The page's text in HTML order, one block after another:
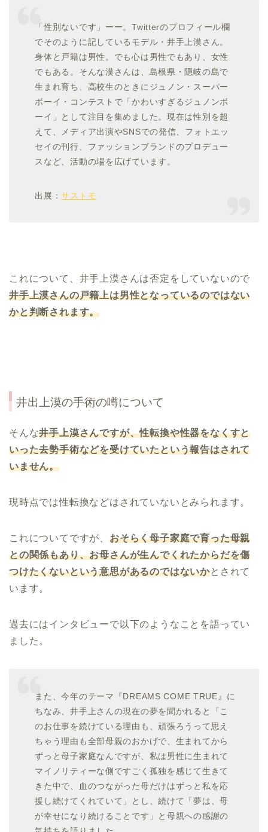
「性別ないです」ーー。Twitterのプロフィール欄
でそのように記しているモデル・井手上漠さん。
身体と戸籍は男性。でも心は男性でもあり、女性
でもある。そんな漠さんは、島根県・隠岐の島で
生まれ育ち、高校生のときにジュノン・スーパー
ボーイ・コンテストで「かわいすぎるジュノンボ
ーイ」として注目を集めました。現在は性別を超
えて、メディア出演やSNSでの発信、フォトエッ
セイの刊行、ファッションブランドのプロデュー
スなど、活動の場を広げています。
出展：サストモ
これについて、井手上漠さんは否定をしていないので
井手上漠さんの戸籍上は男性となっているのではない
かと判断されます。
井出上漠の手術の噂について
そんな井手上漠さんですが、性転換や性器をなくすと
いった去勢手術などを受けていたという報告はされて
いません。
現時点では性転換などはされていないとみられます。
これについてですが、 おそらく母子家庭で育った母親
との関係もあり、お母さんが生んでくれたからだを傷
つけたくないという意思があるのではないかとされて
います。
過去にはインタビューで以下のようなことを語ってい
ました。
また、今年のテーマ『DREAMS COME TRUE』に
ちなみ、井手上さんの現在の夢を聞かれると「こ
のお仕事を続けている理由も、頑張ろうって思え
ちゃう理由も全部母親のおかげで、生まれてから
ずっと母子家庭なんですが、私は男性に生まれて
マイノリティーな側ですごく孤独を感じて生きて
きた中で、血のつながった母だけはずっと私を応
援し続けてくれていて」とし、続けて「夢は、母
が幸せになり続けることです」と母親への感謝の